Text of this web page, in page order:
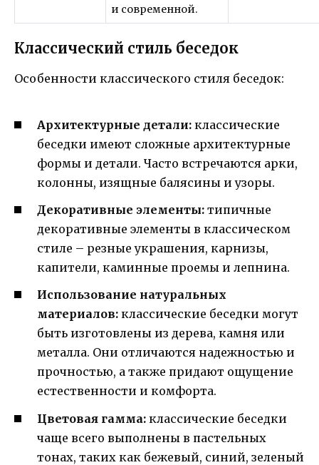
и современной.
Классический стиль беседок
Особенности классического стиля беседок:
Архитектурные детали: классические
беседки имеют сложные архитектурные
формы и детали. Часто встречаются арки,
колонны, изящные балясины и узоры.
Декоративные элементы: типичные
декоративные элементы в классическом
стиле – резные украшения, карнизы,
капители, каминные проемы и лепнина.
Использование натуральных
материалов: классические беседки могут
быть изготовлены из дерева, камня или
металла. Они отличаются надежностью и
прочностью, а также придают ощущение
естественности и комфорта.
Цветовая гамма: классические беседки
чаще всего выполнены в пастельных
тонах, таких как бежевый, синий, зеленый